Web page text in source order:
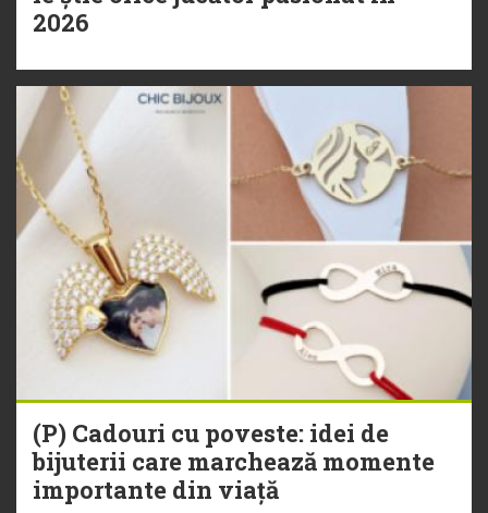
2026
(P) Cadouri cu poveste: idei de
bijuterii care marchează momente
importante din viață